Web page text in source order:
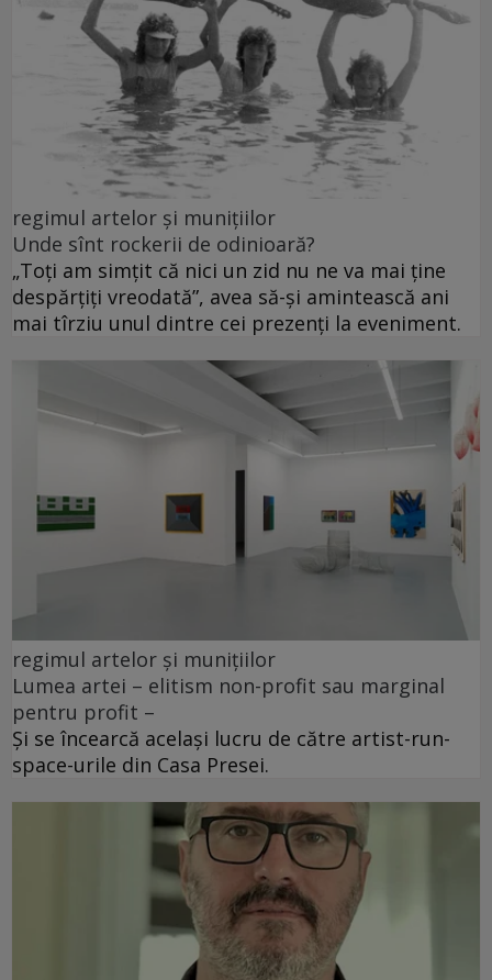
regimul artelor și munițiilor
Unde sînt rockerii de odinioară?
„Toți am simțit că nici un zid nu ne va mai ține
despărțiți vreodată”, avea să-și amintească ani
mai tîrziu unul dintre cei prezenți la eveniment.
regimul artelor și munițiilor
Lumea artei – elitism non-profit sau marginal
pentru profit –
Și se încearcă același lucru de către artist-run-
space-urile din Casa Presei.